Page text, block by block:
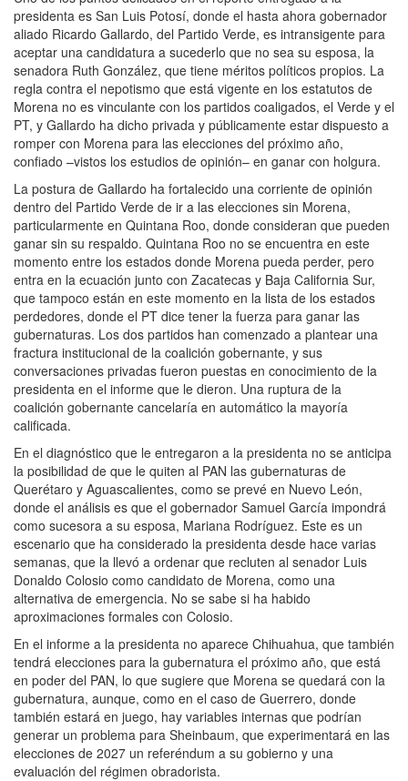
presidenta es San Luis Potosí, donde el hasta ahora gobernador
aliado Ricardo Gallardo, del Partido Verde, es intransigente para
aceptar una candidatura a sucederlo que no sea su esposa, la
senadora Ruth González, que tiene méritos políticos propios. La
regla contra el nepotismo que está vigente en los estatutos de
Morena no es vinculante con los partidos coaligados, el Verde y el
PT, y Gallardo ha dicho privada y públicamente estar dispuesto a
romper con Morena para las elecciones del próximo año,
confiado –vistos los estudios de opinión– en ganar con holgura.
La postura de Gallardo ha fortalecido una corriente de opinión
dentro del Partido Verde de ir a las elecciones sin Morena,
particularmente en Quintana Roo, donde consideran que pueden
ganar sin su respaldo. Quintana Roo no se encuentra en este
momento entre los estados donde Morena pueda perder, pero
entra en la ecuación junto con Zacatecas y Baja California Sur,
que tampoco están en este momento en la lista de los estados
perdedores, donde el PT dice tener la fuerza para ganar las
gubernaturas. Los dos partidos han comenzado a plantear una
fractura institucional de la coalición gobernante, y sus
conversaciones privadas fueron puestas en conocimiento de la
presidenta en el informe que le dieron. Una ruptura de la
coalición gobernante cancelaría en automático la mayoría
calificada.
En el diagnóstico que le entregaron a la presidenta no se anticipa
la posibilidad de que le quiten al PAN las gubernaturas de
Querétaro y Aguascalientes, como se prevé en Nuevo León,
donde el análisis es que el gobernador Samuel García impondrá
como sucesora a su esposa, Mariana Rodríguez. Este es un
escenario que ha considerado la presidenta desde hace varias
semanas, que la llevó a ordenar que recluten al senador Luis
Donaldo Colosio como candidato de Morena, como una
alternativa de emergencia. No se sabe si ha habido
aproximaciones formales con Colosio.
En el informe a la presidenta no aparece Chihuahua, que también
tendrá elecciones para la gubernatura el próximo año, que está
en poder del PAN, lo que sugiere que Morena se quedará con la
gubernatura, aunque, como en el caso de Guerrero, donde
también estará en juego, hay variables internas que podrían
generar un problema para Sheinbaum, que experimentará en las
elecciones de 2027 un referéndum a su gobierno y una
evaluación del régimen obradorista.